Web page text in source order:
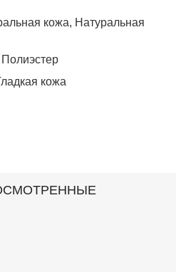
кожа, Натуральная
Полиэстер
кожа